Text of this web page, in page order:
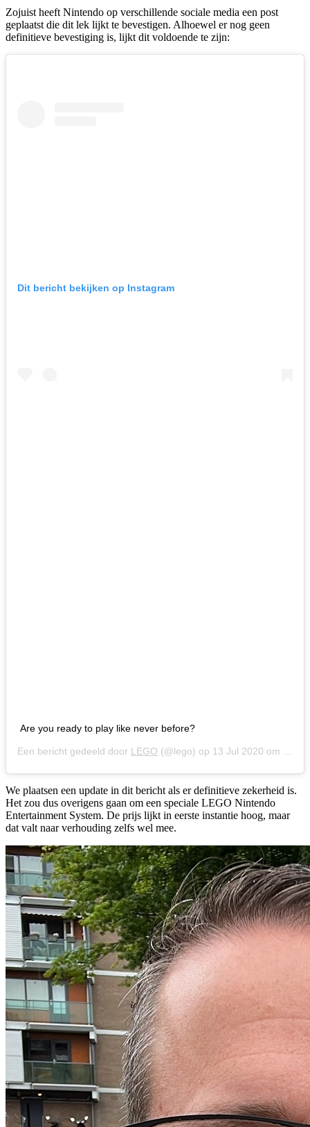
Zojuist heeft Nintendo op verschillende sociale media een post
geplaatst die dit lek lijkt te bevestigen. Alhoewel er nog geen
definitieve bevestiging is, lijkt dit voldoende te zijn:
Dit bericht bekijken op Instagram
Are you ready to play like never before?
Een bericht gedeeld door LEGO (@lego) op 13 Jul 2020 om 5:00 (PDT)
We plaatsen een update in dit bericht als er definitieve zekerheid is.
Het zou dus overigens gaan om een speciale LEGO Nintendo
Entertainment System. De prijs lijkt in eerste instantie hoog, maar
dat valt naar verhouding zelfs wel mee.